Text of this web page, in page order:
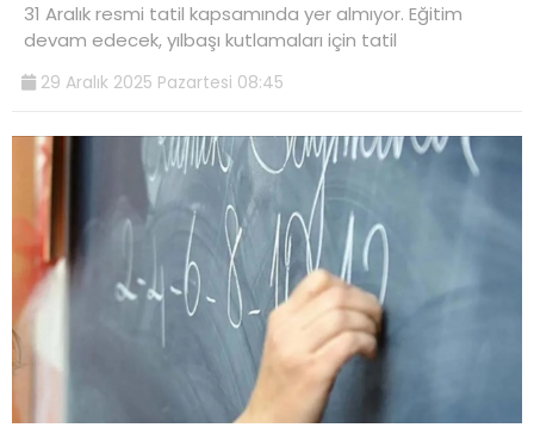
31 Aralık resmi tatil kapsamında yer almıyor. Eğitim
devam edecek, yılbaşı kutlamaları için tatil
29 Aralık 2025 Pazartesi 08:45